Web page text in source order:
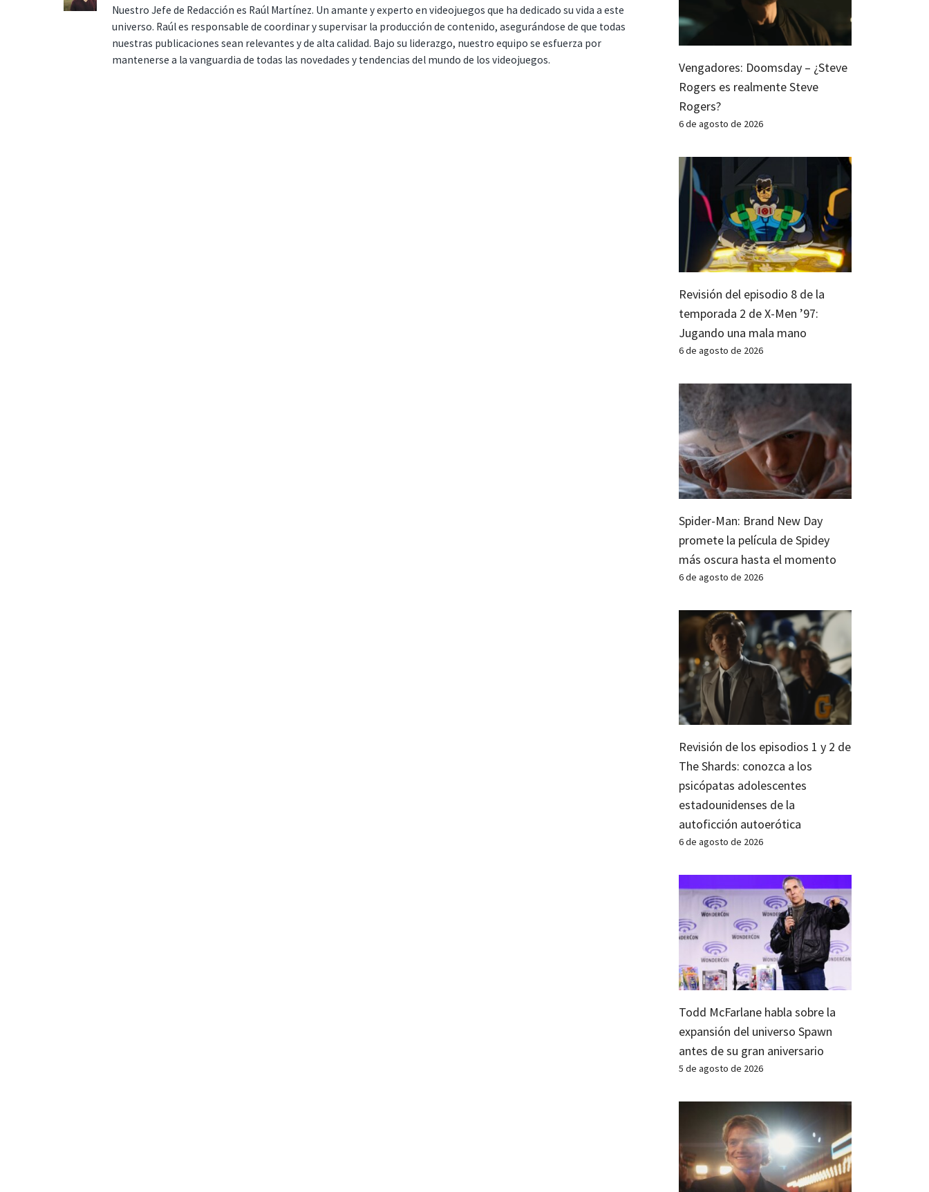
Nuestro Jefe de Redacción es Raúl Martínez. Un amante y experto en videojuegos que ha dedicado su vida a este
universo. Raúl es responsable de coordinar y supervisar la producción de contenido, asegurándose de que todas
nuestras publicaciones sean relevantes y de alta calidad. Bajo su liderazgo, nuestro equipo se esfuerza por
mantenerse a la vanguardia de todas las novedades y tendencias del mundo de los videojuegos.
Vengadores: Doomsday – ¿Steve
Rogers es realmente Steve
Rogers?
6 de agosto de 2026
Revisión del episodio 8 de la
temporada 2 de X-Men ’97:
Jugando una mala mano
6 de agosto de 2026
Spider-Man: Brand New Day
promete la película de Spidey
más oscura hasta el momento
6 de agosto de 2026
Revisión de los episodios 1 y 2 de
The Shards: conozca a los
psicópatas adolescentes
estadounidenses de la
autoficción autoerótica
6 de agosto de 2026
Todd McFarlane habla sobre la
expansión del universo Spawn
antes de su gran aniversario
5 de agosto de 2026